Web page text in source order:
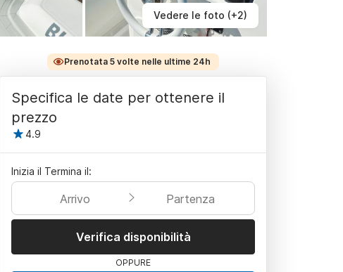
Vedere le foto (+2)
Prenotata 5 volte nelle ultime 24h
Specifica le date per ottenere il
prezzo
4.9
Inizia il Termina il:
Arrivo Partenza
Verifica disponibilità
OPPURE